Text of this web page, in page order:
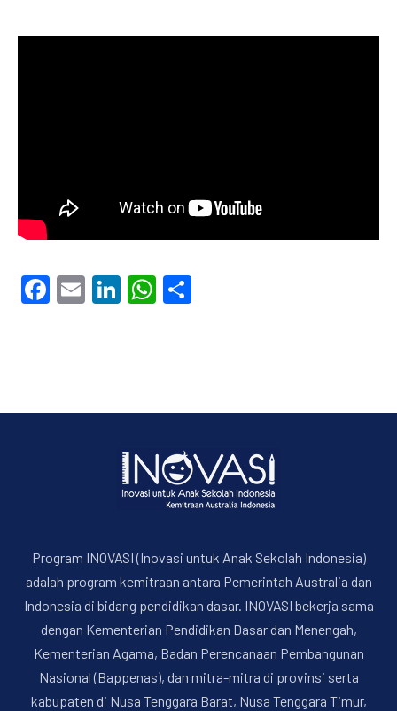
Facebook
EmailLinkedIn
WhatsApp
Program INOVASI (Inovasi untuk Anak Sekolah Indonesia)
adalah program kemitraan antara Pemerintah Australia dan
Indonesia di bidang pendidikan dasar. INOVASI bekerja sama
dengan Kementerian Pendidikan Dasar dan Menengah,
Kementerian Agama, Badan Perencanaan Pembangunan
Nasional (Bappenas), dan mitra-mitra di provinsi serta
kabupaten di Nusa Tenggara Barat, Nusa Tenggara Timur,
PREVIOUS